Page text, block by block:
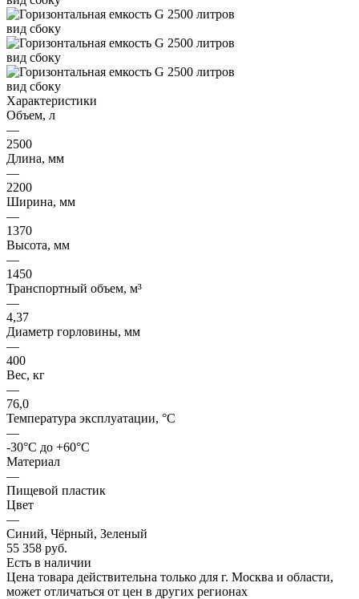
Характеристики
Объем, л
—
2500
Длина, мм
—
2200
Ширина, мм
—
1370
Высота, мм
—
1450
Транспортный объем, м³
—
4,37
Диаметр горловины, мм
—
400
Вес, кг
—
76,0
Температура эксплуатации, °C
—
-30°C до +60°C
Материал
—
Пищевой пластик
Цвет
—
Синий, Чёрный, Зеленый
55 358 руб.
Есть в наличии
Цена товара действительна только для г. Москва и области,
может отличаться от цен в других регионах